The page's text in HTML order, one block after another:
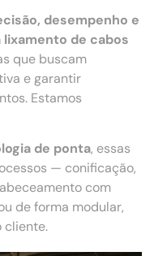
desempenho e
lixamento de cabos
que buscam
e garantir
Estamos
de ponta, essas
— conificação,
com
de forma modular,
cliente.